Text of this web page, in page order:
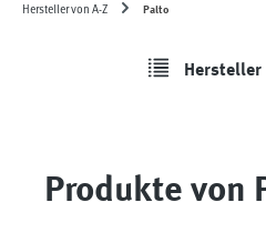
Hersteller von A-Z Palto
Produkte von